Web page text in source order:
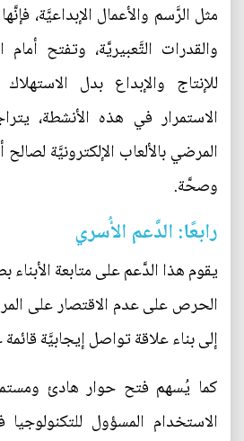
مثل الرَّسم والأعمال الإبداعيَّة،
والقدرات التَّعبيريَّة، وتفتح
للإنتاج والإبداع بدل
الاستمرار في هذه الأنشطة،
المرضي بالألعاب الإلكترونيَّة
وصحَّة.
رابعًا: الدَّعم الأُسري
يقوم هذا الدَّعم على متابعة الأبناء
الحرص على عدم الاقتصار على
إلى بناء علاقة تواصل إيجابيَّة
كما يُسهم فتح حوار هادئ
الاستخدام المسؤول